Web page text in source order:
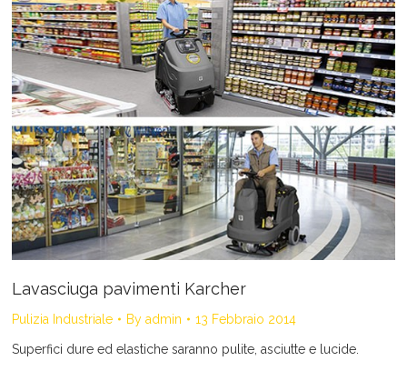
Lavasciuga pavimenti Karcher
Pulizia Industriale By admin 13 Febbraio 2014
Superfici dure ed elastiche saranno pulite, asciutte e lucide.